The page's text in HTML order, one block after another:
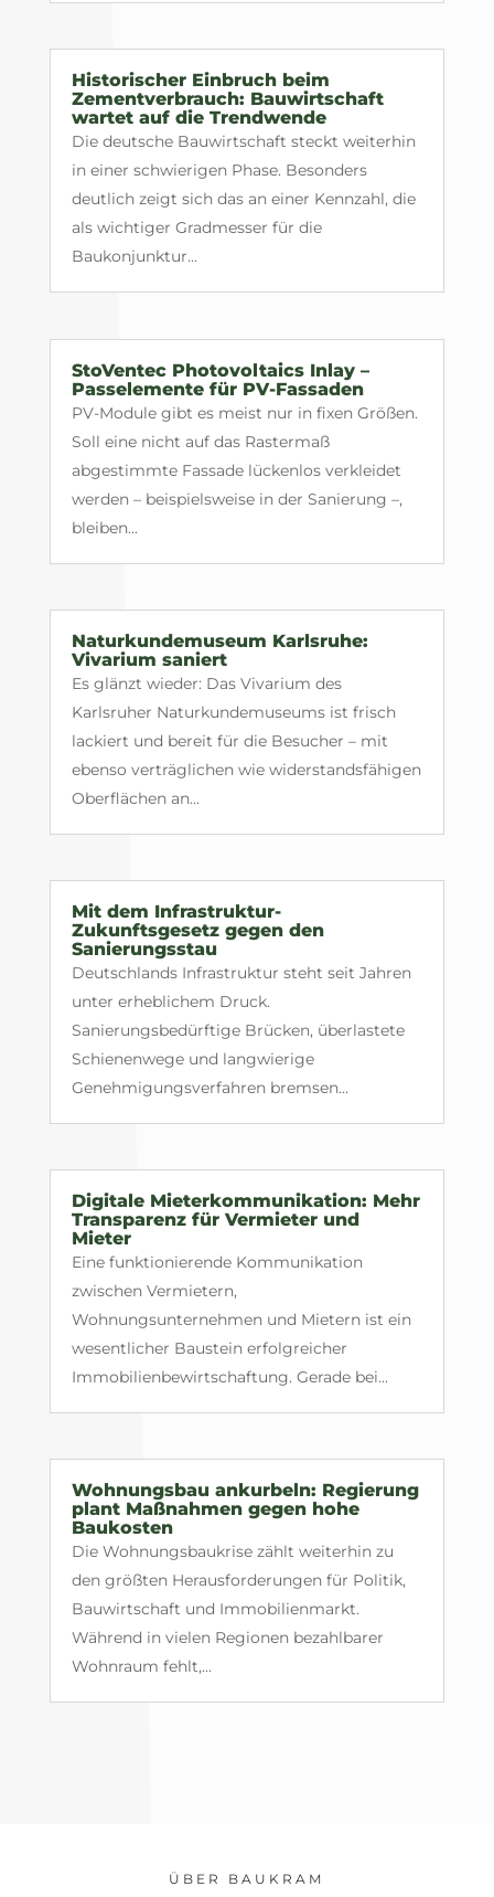
Historischer Einbruch beim
Zementverbrauch: Bauwirtschaft
wartet auf die Trendwende
Die deutsche Bauwirtschaft steckt weiterhin
in einer schwierigen Phase. Besonders
deutlich zeigt sich das an einer Kennzahl, die
als wichtiger Gradmesser für die
Baukonjunktur...
StoVentec Photovoltaics Inlay –
Passelemente für PV-Fassaden
PV-Module gibt es meist nur in fixen Größen.
Soll eine nicht auf das Rastermaß
abgestimmte Fassade lückenlos verkleidet
werden – beispielsweise in der Sanierung –,
bleiben...
Naturkundemuseum Karlsruhe:
Vivarium saniert
Es glänzt wieder: Das Vivarium des
Karlsruher Naturkundemuseums ist frisch
lackiert und bereit für die Besucher – mit
ebenso verträglichen wie widerstandsfähigen
Oberflächen an...
Mit dem Infrastruktur-
Zukunftsgesetz gegen den
Sanierungsstau
Deutschlands Infrastruktur steht seit Jahren
unter erheblichem Druck.
Sanierungsbedürftige Brücken, überlastete
Schienenwege und langwierige
Genehmigungsverfahren bremsen...
Digitale Mieterkommunikation: Mehr
Transparenz für Vermieter und
Mieter
Eine funktionierende Kommunikation
zwischen Vermietern,
Wohnungsunternehmen und Mietern ist ein
wesentlicher Baustein erfolgreicher
Immobilienbewirtschaftung. Gerade bei...
Wohnungsbau ankurbeln: Regierung
plant Maßnahmen gegen hohe
Baukosten
Die Wohnungsbaukrise zählt weiterhin zu
den größten Herausforderungen für Politik,
Bauwirtschaft und Immobilienmarkt.
Während in vielen Regionen bezahlbarer
Wohnraum fehlt,...
ÜBER BAUKRAM